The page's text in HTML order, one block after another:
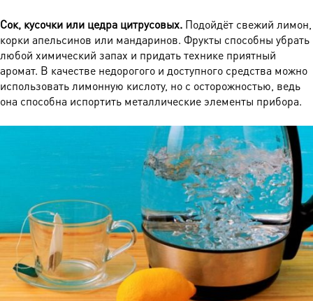
Сок, кусочки или цедра цитрусовых. Подойдёт свежий лимон,
корки апельсинов или мандаринов. Фрукты способны убрать
любой химический запах и придать технике приятный
аромат. В качестве недорогого и доступного средства можно
использовать лимонную кислоту, но с осторожностью, ведь
она способна испортить металлические элементы прибора.